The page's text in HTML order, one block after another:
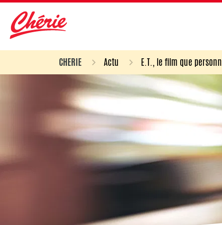
CHERIE Actu E.T., le film que